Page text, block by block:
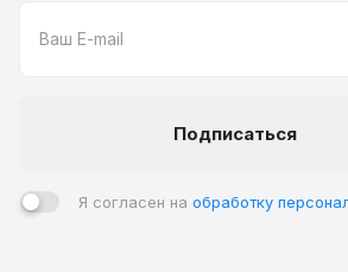
Подписаться
Я согласен на обработку